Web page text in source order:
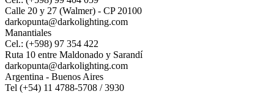
Calle 20 y 27 (Walmer) - CP 20100
darkopunta@darkolighting.com
Manantiales
Cel.: (+598) 97 354 422
Ruta 10 entre Maldonado y Sarandí
darkopunta@darkolighting.com
Argentina - Buenos Aires
Tel (+54) 11 4788-5708 / 3930